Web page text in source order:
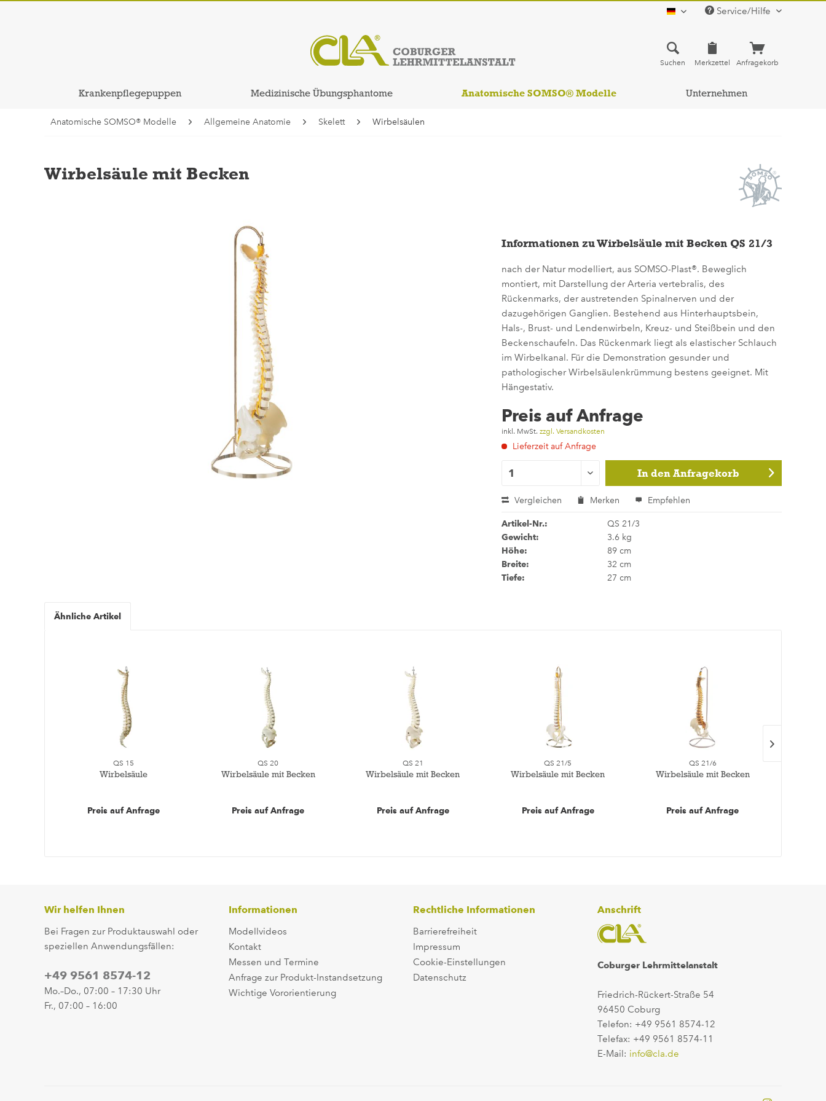
deutsch Service/Hilfe
Suchen Merkzettel Anfragekorb
Krankenpflegepuppen Medizinische Übungsphantome Anatomische SOMSO® Modelle Unternehmen
Anatomische SOMSO® Modelle Allgemeine Anatomie Skelett Wirbelsäulen
Wirbelsäule mit Becken
Informationen zu Wirbelsäule mit Becken QS 21/3
nach der Natur modelliert, aus SOMSO-Plast®. Beweglich
montiert, mit Darstellung der Arteria vertebralis, des
Rückenmarks, der austretenden Spinalnerven und der
dazugehörigen Ganglien. Bestehend aus Hinterhauptsbein,
Hals-, Brust- und Lendenwirbeln, Kreuz- und Steißbein und den
Beckenschaufeln. Das Rückenmark liegt als elastischer Schlauch
im Wirbelkanal. Für die Demonstration gesunder und
pathologischer Wirbelsäulenkrümmung bestens geeignet. Mit
Hängestativ.
Preis auf Anfrage
inkl. MwSt. zzgl. Versandkosten
Lieferzeit auf Anfrage
In den Anfragekorb
Vergleichen Merken Empfehlen
Artikel-Nr.: QS 21/3
Gewicht: 3.6 kg
Höhe: 89 cm
Breite: 32 cm
Tiefe: 27 cm
Ähnliche Artikel
QS 15
Wirbelsäule
Preis auf Anfrage
QS 20
Wirbelsäule mit Becken
Preis auf Anfrage
QS 21
Wirbelsäule mit Becken
Preis auf Anfrage
QS 21/5
Wirbelsäule mit Becken
Preis auf Anfrage
QS 21/6
Wirbelsäule mit Becken
Preis auf Anfrage
Wir helfen Ihnen
Bei Fragen zur Produktauswahl oder
speziellen Anwendungsfällen:
+49 9561 8574-12
Mo.–Do., 07:00 – 17:30 Uhr
Fr., 07:00 – 16:00
Informationen
Modellvideos
Kontakt
Messen und Termine
Anfrage zur Produkt-Instandsetzung
Wichtige Vororientierung
Rechtliche Informationen
Barrierefreiheit
Impressum
Cookie-Einstellungen
Datenschutz
Anschrift
Coburger Lehrmittelanstalt
Friedrich-Rückert-Straße 54
96450 Coburg
Telefon: +49 9561 8574-12
Telefax: +49 9561 8574-11
E-Mail: info@cla.de